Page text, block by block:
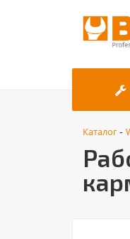
Каталог-